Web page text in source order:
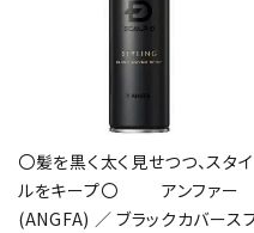
〇髪を黒く太く見せつつ、スタイ
ルをキープ〇 アンファー
(ANGFA) ／ ブラックカバース